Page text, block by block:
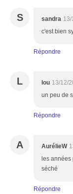
S sandra 13/
c'est bien
Répondre
L lou 13/12/
un peu de
Répondre
A AurélieW
les
séché
Répondre